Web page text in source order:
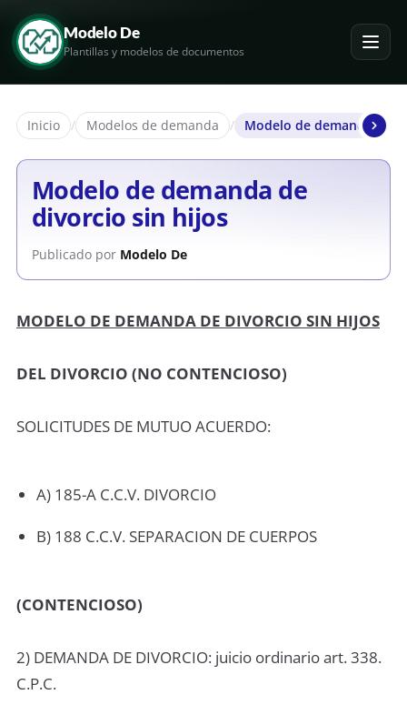
Modelo De
Plantillas y modelos de documentos
Inicio / Modelos de demanda / Modelo de demanda de
Modelo de demanda de
divorcio sin hijos
Publicado por Modelo De
MODELO DE DEMANDA DE DIVORCIO SIN HIJOS
DEL DIVORCIO (NO CONTENCIOSO)
SOLICITUDES DE MUTUO ACUERDO:
A) 185-A C.C.V. DIVORCIO
B) 188 C.C.V. SEPARACION DE CUERPOS
(CONTENCIOSO)
2) DEMANDA DE DIVORCIO: juicio ordinario art. 338.
C.P.C.